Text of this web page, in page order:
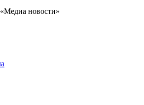
новости»